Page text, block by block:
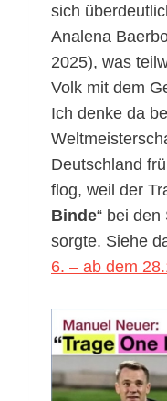
sich
Analena
2025), was
Volk mit dem
Ich denke da
Deutschland
flog, weil der
Binde“ bei
sorgte. Siehe
6. – ab dem